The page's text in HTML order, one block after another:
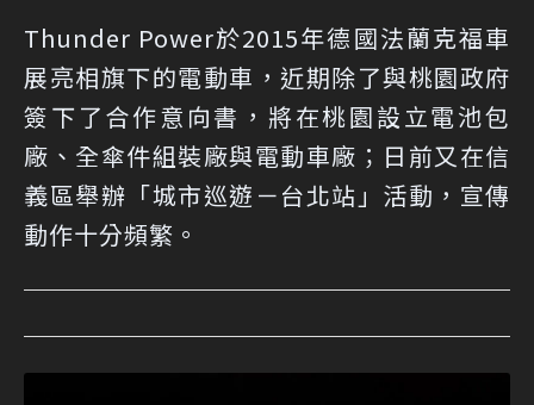
Thunder Power於2015年德國法蘭克福車
展亮相旗下的電動車，近期除了與桃園政府
簽下了合作意向書，將在桃園設立電池包
廠、全傘件組裝廠與電動車廠；日前又在信
義區舉辦「城市巡遊－台北站」活動，宣傳
動作十分頻繁。